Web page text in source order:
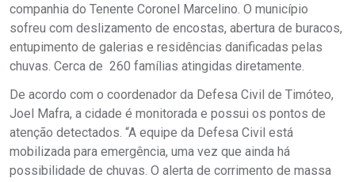
companhia do Tenente Coronel Marcelino. O município
sofreu com deslizamento de encostas, abertura de buracos,
entupimento de galerias e residências danificadas pelas
chuvas. Cerca de 260 famílias atingidas diretamente.
De acordo com o coordenador da Defesa Civil de Timóteo,
Joel Mafra, a cidade é monitorada e possui os pontos de
atenção detectados. “A equipe da Defesa Civil está
mobilizada para emergência, uma vez que ainda há
possibilidade de chuvas. O alerta de corrimento de massa